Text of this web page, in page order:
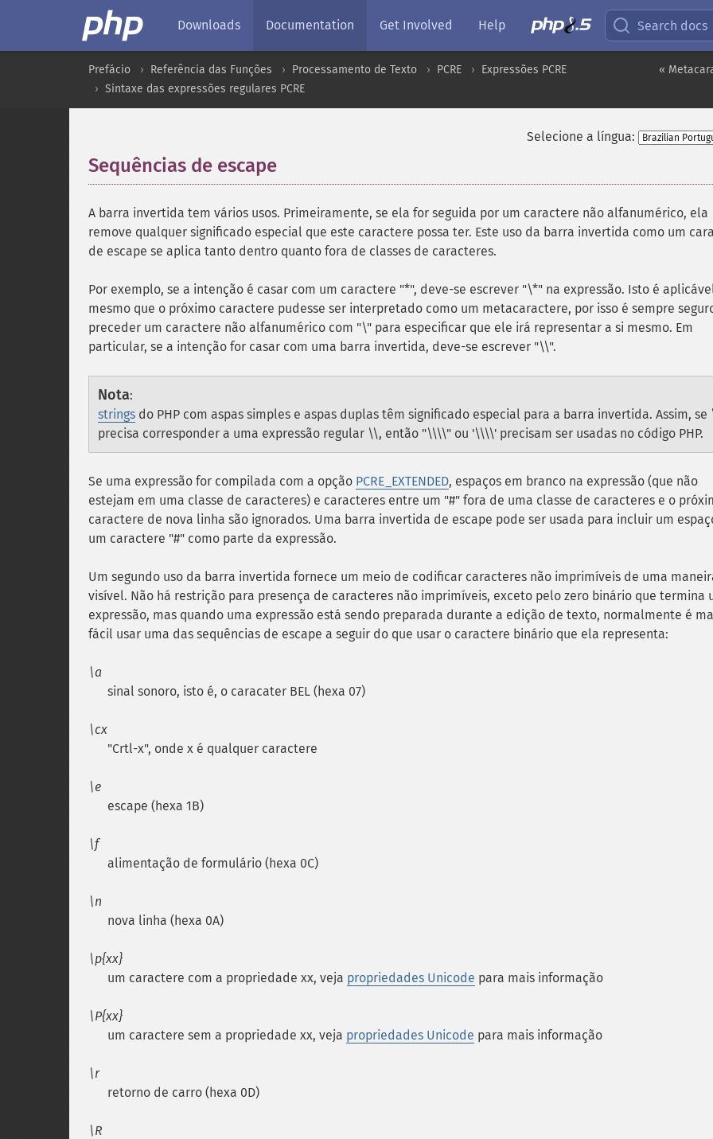
Downloads Documentation Get Involved Help Search docs
«
Prefácio Referência das Funções Processamento de Texto PCRE
Expressões PCRE
Sintaxe das expressões regulares PCRE
Selecione a língua:
Sequências de escape
A barra invertida tem vários usos. Primeiramente, se ela for seguida por um caractere não alfanumérico, ela
remove qualquer significado especial que este caractere possa ter. Este uso da barra invertida como um
de escape se aplica tanto dentro quanto fora de classes de caracteres.
Por exemplo, se a intenção é casar com um caractere "*", deve-se escrever "\*" na expressão. Isto é
mesmo que o próximo caractere pudesse ser interpretado como um metacaractere, por isso é sempre
preceder um caractere não alfanumérico com "\" para especificar que ele irá representar a si mesmo. Em
particular, se a intenção for casar com uma barra invertida, deve-se escrever "\\".
Nota:
strings do PHP com aspas simples e aspas duplas têm significado especial para a barra invertida. Assim, se
precisa corresponder a uma expressão regular \\, então "\\\\" ou '\\\\' precisam ser usadas no código PHP.
Se uma expressão for compilada com a opção PCRE_EXTENDED, espaços em branco na expressão (que não
estejam em uma classe de caracteres) e caracteres entre um "#" fora de uma classe de caracteres e o
caractere de nova linha são ignorados. Uma barra invertida de escape pode ser usada para incluir um
um caractere "#" como parte da expressão.
Um segundo uso da barra invertida fornece um meio de codificar caracteres não imprimíveis de uma
visível. Não há restrição para presença de caracteres não imprimíveis, exceto pelo zero binário que termina
expressão, mas quando uma expressão está sendo preparada durante a edição de texto, normalmente é
fácil usar uma das sequências de escape a seguir do que usar o caractere binário que ela representa:
\a
sinal sonoro, isto é, o caracater BEL (hexa 07)
\cx
"Crtl-x", onde x é qualquer caractere
\e
escape (hexa 1B)
\f
alimentação de formulário (hexa 0C)
\n
nova linha (hexa 0A)
\p{xx}
um caractere com a propriedade xx, veja propriedades Unicode para mais informação
\P{xx}
um caractere sem a propriedade xx, veja propriedades Unicode para mais informação
\r
retorno de carro (hexa 0D)
\R